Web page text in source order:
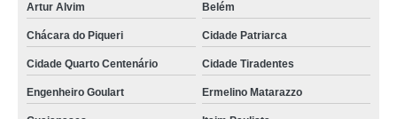
charuto de chocolate chá de bebê São Miguel Paulista
valor de charuto de chocolate lembrança de maternidade Rio Claro
charuto de chocolate belga Atibaia
charutos de chocolate batizado Pacaembu
Artur Alvim Belém
Chácara do Piqueri Cidade Patriarca
Cidade Quarto Centenário Cidade Tiradentes
Engenheiro Goulart Ermelino Matarazzo